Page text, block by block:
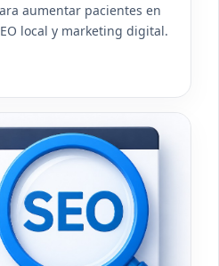
aumentar pacientes en
local y marketing digital.